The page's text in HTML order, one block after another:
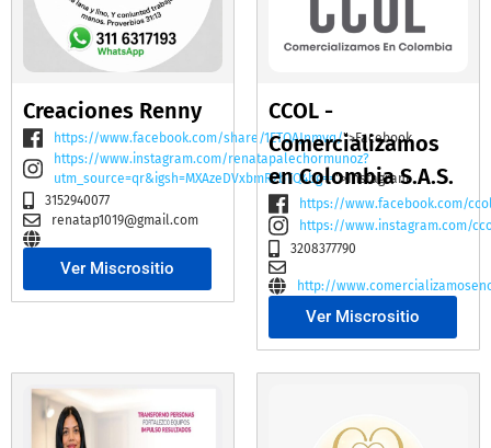
Creaciones Renny
https://www.facebook.com/share/1ETQAJnmvq/">Facebook
https://www.instagram.com/renatapalechormunoz?
utm_source=qr&igsh=MXAzeDVxbmR2bTQ4bg==">Instagram
3152940077
renatap1019@gmail.com
Ver Miscrositio
CCOL -
Comercializamos
en Colombia S.A.S.
https://www.facebook.com/
https://www.instagram.com/
3208377790
http://
Ver Miscrositio